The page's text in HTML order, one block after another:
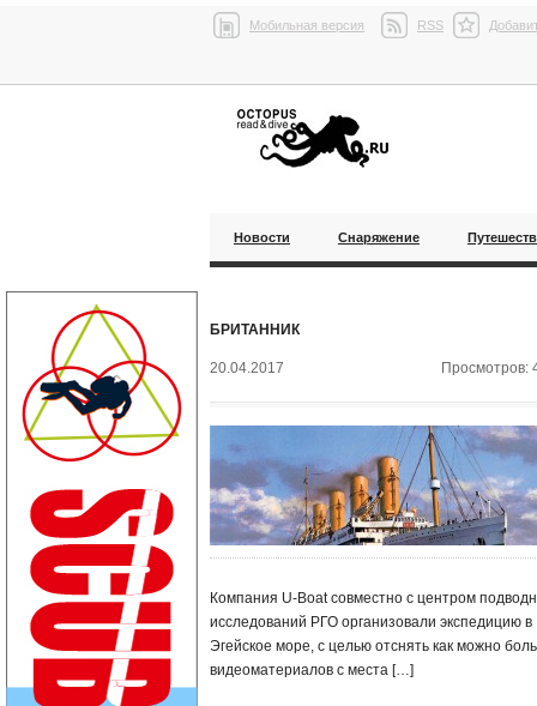
Мобильная версия RSS
Новости Снаряжение
БРИТАННИК
20.04.2017 Просмотров:
Компания U-Boat совместно с центром
исследований РГО организовали экспедицию в
Эгейское море, с целью отснять как можно
видеоматериалов с места […]